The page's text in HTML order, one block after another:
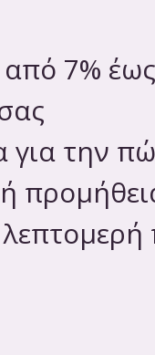
7%
για την